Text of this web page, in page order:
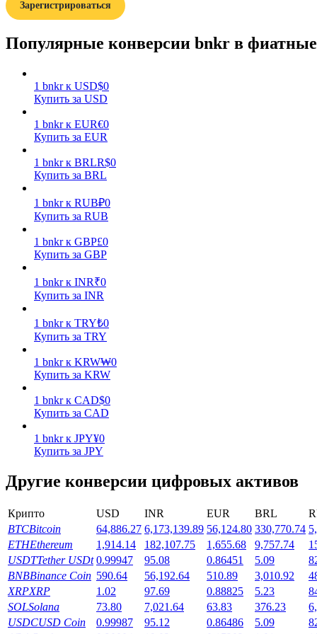
Руководство для начинающих по фьючерсам
Торговые стратегии
Узнайте, как оставаться прибыльным
Заработок
Силовая свинья
Получайте конкурентные награды ежедневно
Зарегистрироваться
Популярные конверсии bnkr в
1 bnkr к USD$0
Купить за USD
1 bnkr к EUR€0
Купить за EUR
1 bnkr к BRLR$0
Купить за BRL
1 bnkr к RUB₽0
Купить за RUB
1 bnkr к GBP£0
Купить за GBP
1 bnkr к INR₹0
Купить за INR
1 bnkr к TRY₺0
Купить за TRY
1 bnkr к KRW₩0
Купить за KRW
1 bnkr к CAD$0
Купить за CAD
1 bnkr к JPY¥0
Купить за JPY
Другие конверсии цифровых активов
Крипто USD INR EUR BRL
BTCBitcoin 64,886.27 6,173,139.89 56,124.80 330,770.74
ETHEthereum 1,914.14 182,107.75 1,655.68 9,757.74
USDTTether USDt 0.99947 95.08 0.86451 5.09
BNBBinance Coin 590.64 56,192.64 510.89 3,010.92
XRPXRP 1.02 97.69 0.88825 5.23
SOLSolana 73.80 7,021.64 63.83 376.23
USDCUSD Coin 0.99987 95.12 0.86486 5.09